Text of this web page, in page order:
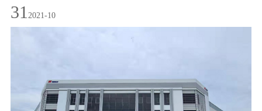
头顿省，靠近港口便于运输，工厂配备了全套专用数控机床，智能
化测试设备；是集设计，机加工、装配、测试、油漆包装等生产能
力为一体的高新技术装备制造企业，主要致力于NEWAY品牌井口
设备和通用阀门的国际化生产，并为东南亚客户提供专业、快捷的
31 2021-10